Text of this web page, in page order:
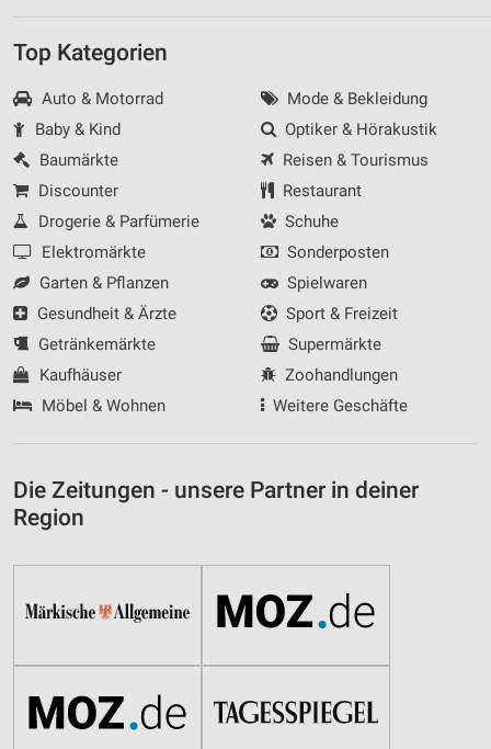
Top Kategorien
Auto & Motorrad
Baby & Kind
Baumärkte
Discounter
Drogerie & Parfümerie
Elektromärkte
Garten & Pflanzen
Gesundheit & Ärzte
Getränkemärkte
Kaufhäuser
Möbel & Wohnen
Mode & Bekleidung
Optiker & Hörakustik
Reisen & Tourismus
Restaurant
Schuhe
Sonderposten
Spielwaren
Sport & Freizeit
Supermärkte
Zoohandlungen
Weitere Geschäfte
Die Zeitungen - unsere Partner in deiner
Region